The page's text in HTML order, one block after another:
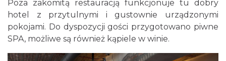
Poza zakomitą restauracją funkcjonuje tu dobry
hotel z przytulnymi i gustownie urządzonymi
pokojami. Do dyspozycji gości przygotowano piwne
SPA, możliwe są również kąpiele w winie.